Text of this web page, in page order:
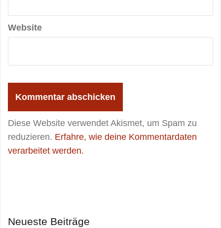
Website
Diese Website verwendet Akismet, um Spam zu
reduzieren. Erfahre, wie deine Kommentardaten
verarbeitet werden.
Neueste Beiträge